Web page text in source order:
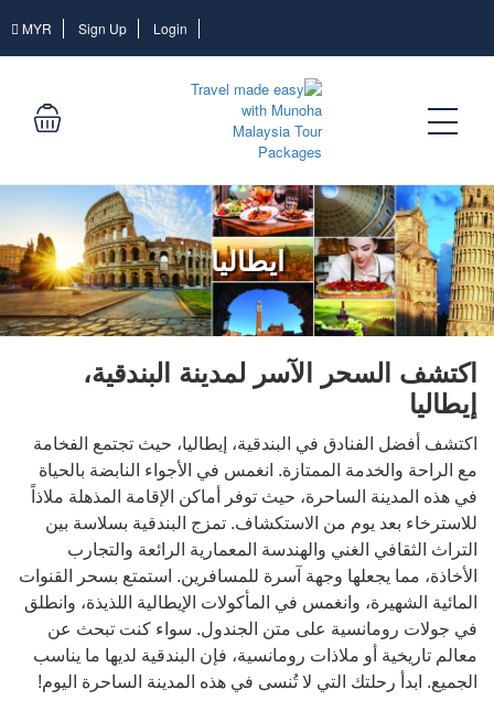
Login
Login
Sign Up
MYR
ايطاليا
اكتشف السحر الآسر لمدينة البندقية،
إيطاليا
اكتشف أفضل الفنادق في البندقية، إيطاليا، حيث تجتمع الفخامة
مع الراحة والخدمة الممتازة. انغمس في الأجواء النابضة بالحياة
في هذه المدينة الساحرة، حيث توفر أماكن الإقامة المذهلة ملاذاً
للاسترخاء بعد يوم من الاستكشاف. تمزج البندقية بسلاسة بين
التراث الثقافي الغني والهندسة المعمارية الرائعة والتجارب
الأخاذة، مما يجعلها وجهة آسرة للمسافرين. استمتع بسحر القنوات
المائية الشهيرة، وانغمس في المأكولات الإيطالية اللذيذة، وانطلق
في جولات رومانسية على متن الجندول. سواء كنت تبحث عن
معالم تاريخية أو ملاذات رومانسية، فإن البندقية لديها ما يناسب
الجميع. ابدأ رحلتك التي لا تُنسى في هذه المدينة الساحرة اليوم!